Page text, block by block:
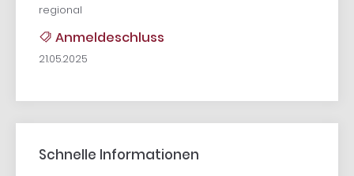
regional
Anmeldeschluss
21.05.2025
Schnelle Informationen